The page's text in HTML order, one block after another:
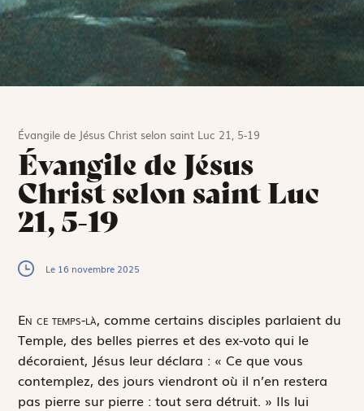
Évangile de Jésus Christ selon saint Luc 21, 5-19
Évangile de Jésus
Christ selon saint Luc
21, 5-19
Le 16 novembre 2025
En ce temps-là, comme certains disciples parlaient du
Temple, des belles pierres et des ex-voto qui le
décoraient, Jésus leur déclara : « Ce que vous
contemplez, des jours viendront où il n’en restera
pas pierre sur pierre : tout sera détruit. » Ils lui